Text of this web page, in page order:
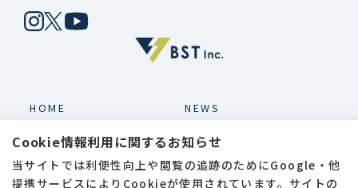
HOME
NEWS
SERVICE
ABOUT
WORKS
BLOG
Cookie情報利用に関するお知らせ
当サイトでは利便性向上や閲覧の追跡のためにGoogle・他
提携サービスによりCookieが使用されています。サイトの